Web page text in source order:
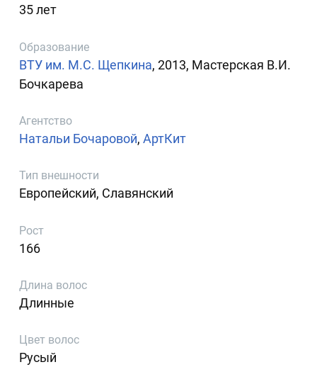
35 лет
Образование
ВТУ им. М.С. Щепкина, 2013, Мастерская В.И.
Бочкарева
Агентство
Натальи Бочаровой,АртКит
Тип внешности
Европейский, Славянский
Рост
166
Длина волос
Длинные
Цвет волос
Русый